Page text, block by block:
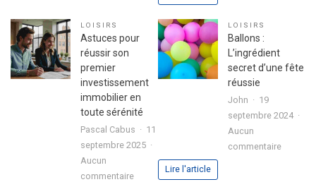
exprimer
passion
lettre
de
motivation
avec
chicken
LOISIRS
Astuces pour
réussir son
premier
investissement
immobilier en
toute sérénité
Pascal Cabus
11
septembre 2025
Aucun
commentairesur
LOISIRS
Ballons :
L’ingrédient
secret d’une fête
réussie
John
19
septembre 2024
Aucun
commentairesur
Lire l'article